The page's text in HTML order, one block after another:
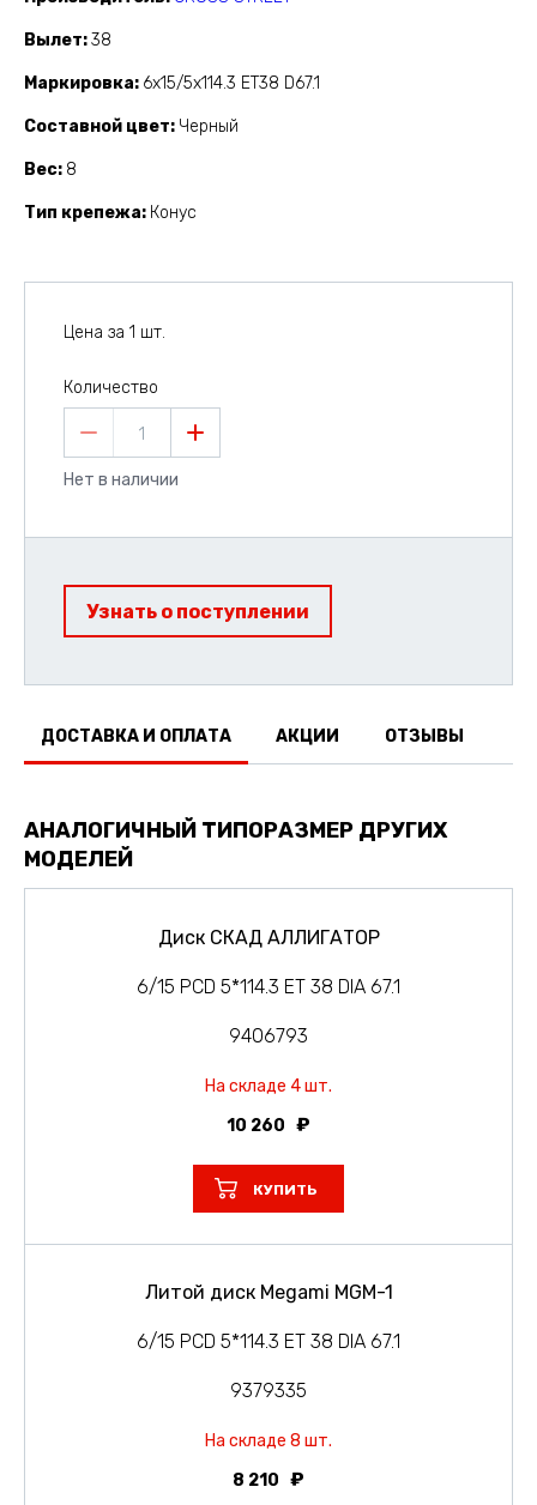
Вылет 38
Маркировка 6x15/5x114.3 ET38 D67.1
Составной цвет Черный
Вес 8
Тип крепежа Конус
Цена за 1 шт.
Количество
1
Нет в наличии
Узнать о поступлении
ДОСТАВКА И ОПЛАТА АКЦИИ ОТЗЫВЫ
АНАЛОГИЧНЫЙ ТИПОРАЗМЕР ДРУГИХ
МОДЕЛЕЙ
Диск СКАД АЛЛИГАТОР
6/15 PCD 5*114.3 ET 38 DIA 67.1
9406793
На складе 4 шт.
10 260
КУПИТЬ
Литой диск Megami MGM-1
6/15 PCD 5*114.3 ET 38 DIA 67.1
9379335
На складе 8 шт.
8 210